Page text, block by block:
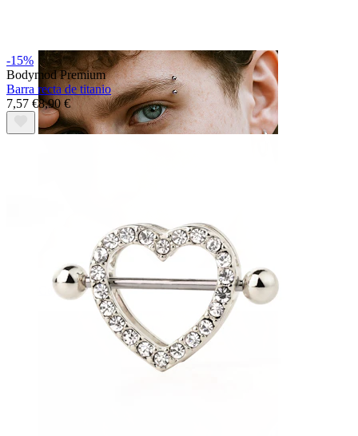
Ceja
-15%
Bodymod Premium
Barra recta de titanio
7,57 €8,90 €